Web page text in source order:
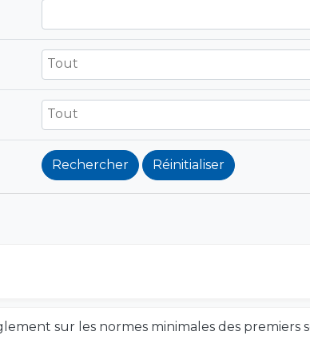
sur les normes minimales des premiers